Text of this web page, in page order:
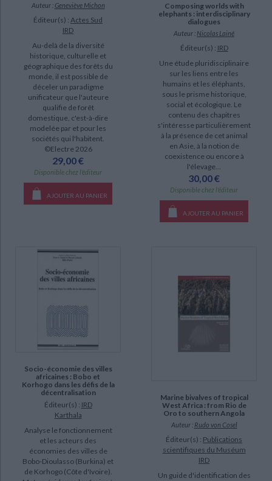
Auteur : Geneviève Michon
Éditeur(s) : Actes Sud
IRD
Au-delà de la diversité
historique, culturelle et
géographique des forêts du
monde, il est possible de
déceler un paradigme
unificateur que l'auteure
qualifie de forêt
domestique, c'est-à-dire
modelée par et pour les
sociétés qui l'habitent.
©Electre 2026
29,00 €
Disponible chez l'éditeur
AJOUTER AU PANIER
Composing worlds with
elephants : interdisciplinary
dialogues
Auteur : Nicolas Lainé
Éditeur(s) : IRD
Une étude pluridisciplinaire
sur les liens entre les
humains et les éléphants,
sous le prisme historique,
social et écologique. Le
contenu des chapitres
s'intéresse particulièrement
à la présence de cet animal
en Asie, à la notion de
coexistence ou encore à
l'élevage...
30,00 €
Disponible chez l'éditeur
AJOUTER AU PANIER
Socio-économie des villes
africaines : Bobo et
Korhogo dans les défis de la
décentralisation
Éditeur(s) : IRD
Karthala
Analyse le fonctionnement
et les acteurs des
économies des villes de
Bobo-Dioulasso (Burkina) et
de Korhogo (Côte d'Ivoire).
Marine bivalves of tropical
West Africa : from Rio de
Oro to southern Angola
Auteur : Rudo von Cosel
Éditeur(s) : Publications
scientifiques du Muséum
IRD
Un guide d'identification des